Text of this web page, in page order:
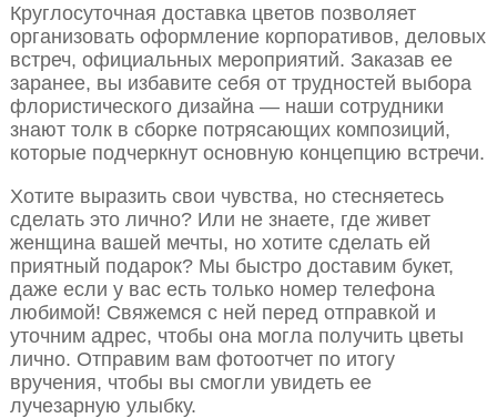
Круглосуточная доставка цветов позволяет
организовать оформление корпоративов, деловых
встреч, официальных мероприятий. Заказав ее
заранее, вы избавите себя от трудностей выбора
флористического дизайна — наши сотрудники
знают толк в сборке потрясающих композиций,
которые подчеркнут основную концепцию встречи.
Хотите выразить свои чувства, но стесняетесь
сделать это лично? Или не знаете, где живет
женщина вашей мечты, но хотите сделать ей
приятный подарок? Мы быстро доставим букет,
даже если у вас есть только номер телефона
любимой! Свяжемся с ней перед отправкой и
уточним адрес, чтобы она могла получить цветы
лично. Отправим вам фотоотчет по итогу
вручения, чтобы вы смогли увидеть ее
лучезарную улыбку.